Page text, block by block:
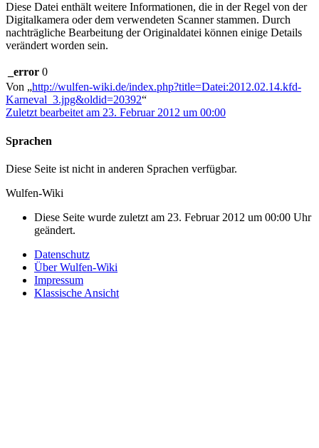
Diese Datei enthält weitere Informationen, die in der Regel von der
Digitalkamera oder dem verwendeten Scanner stammen. Durch
nachträgliche Bearbeitung der Originaldatei können einige Details
verändert worden sein.
_error 0
Von „http://wulfen-wiki.de/index.php?title=Datei:2012.02.14.kfd-
Karneval_3.jpg&oldid=20392“
Zuletzt bearbeitet am 23. Februar 2012 um 00:00
Sprachen
Diese Seite ist nicht in anderen Sprachen verfügbar.
Wulfen-Wiki
Diese Seite wurde zuletzt am 23. Februar 2012 um 00:00 Uhr
geändert.
Datenschutz
Über Wulfen-Wiki
Impressum
Klassische Ansicht